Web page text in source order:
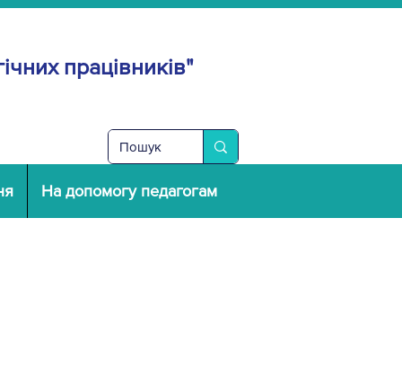
працівників"
На допомогу педагогам